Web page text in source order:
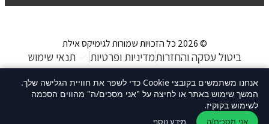
© 2026 כל הזכויות שמורות לגימיקס אילת
ביטול עסקה והחזרותמדיניות ופרטיות תנאי שימוש
האתר נבנה ע״ קשת סטודיו
אנחנו משתמשים בקובצי Cookie כדי לשפר את חוויית הגלישה שלך.
המשך שימוש באתר או לחיצה על "אני מסכים/ה" מהווים הסכמה
לשימוש בקוקיז.
אני מסכים/ה מידע נוסף